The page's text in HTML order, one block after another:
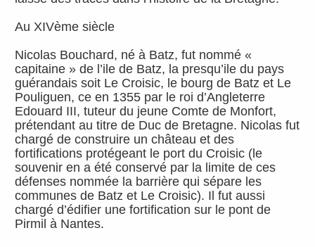
Au XIVème siècle
Nicolas Bouchard, né à Batz, fut nommé «
capitaine » de l’ile de Batz, la presqu’ile du pays
guérandais soit Le Croisic, le bourg de Batz et Le
Pouliguen, ce en 1355 par le roi d’Angleterre
Edouard III, tuteur du jeune Comte de Monfort,
prétendant au titre de Duc de Bretagne. Nicolas fut
chargé de construire un château et des
fortifications protégeant le port du Croisic (le
souvenir en a été conservé par la limite de ces
défenses nommée la barrière qui sépare les
communes de Batz et Le Croisic). Il fut aussi
chargé d’édifier une fortification sur le pont de
Pirmil à Nantes.